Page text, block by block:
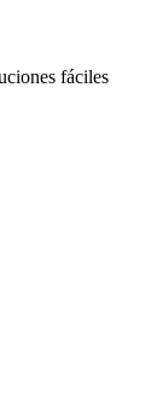
fáciles